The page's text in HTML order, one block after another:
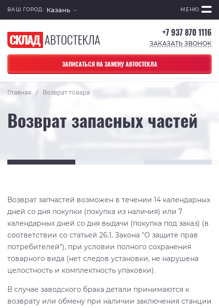
ВАШ ГОРОД: Казань МЕНЮ
+7 937 870 1116
ЗАКАЗАТЬ ЗВОНОК
ЗАПИСАТЬСЯ НА ЗАМЕНУ АВТОСТЕКЛА
Главная / Возврат товара
Возврат запасных частей
Возврат запчастей возможен в течении 14 календарных
дней со дня покупки (покупка из наличия) или 7
календарных дней со дня выдачи (покупка под заказ) (в
соответствии со статьей 26.1. Закона "О защите прав
потребителей"), при условии полного сохранения
товарного вида (нет следов установки, не нарушена
целостность и комплектность упаковки).
В случае заводского брака детали принимаются к
возврату или обмену при наличии заключения станции